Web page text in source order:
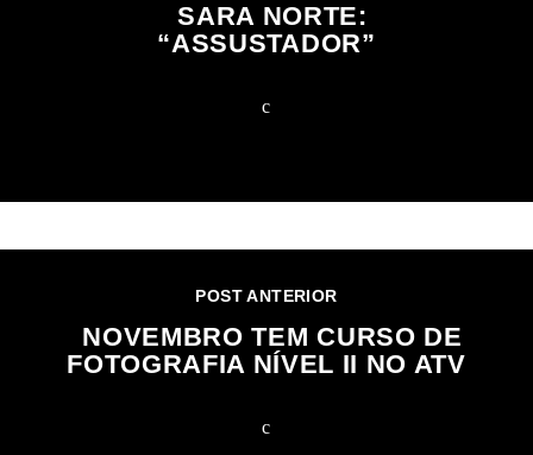
SARA NORTE:
“ASSUSTADOR”
POST ANTERIOR
NOVEMBRO TEM CURSO DE
FOTOGRAFIA NÍVEL II NO ATV